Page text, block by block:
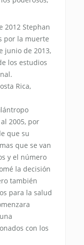
2012 Stephan
por la muerte
junio de 2013,
los estudios
Rica,
2005, por
que su
que se van
y el número
la decisión
también
para la salud
con los